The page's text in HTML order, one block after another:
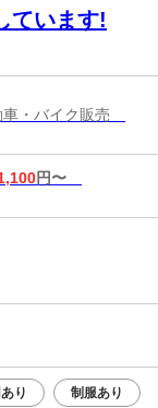
ています!
・バイク販売
円〜
り 制服あり